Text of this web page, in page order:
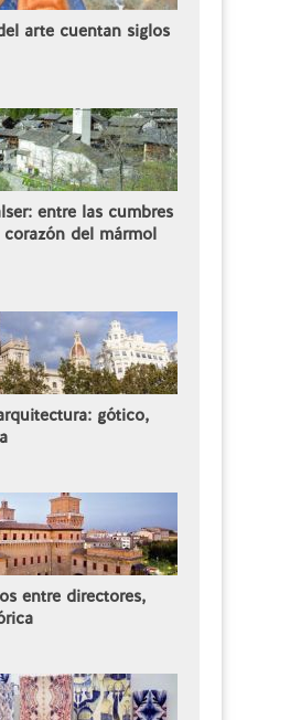
arte cuentan siglos
entre las cumbres
del mármol
gótico,
entre directores,